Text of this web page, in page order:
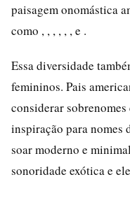
paisagem onomástica
como , , , , , , e .
Essa diversidade
femininos. Pais
considerar
inspiração para nomes
soar moderno e
sonoridade exótica e